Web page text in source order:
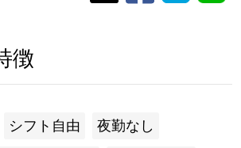
徴
シフト自由 夜勤なし